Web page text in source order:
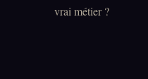
vrai métier ?